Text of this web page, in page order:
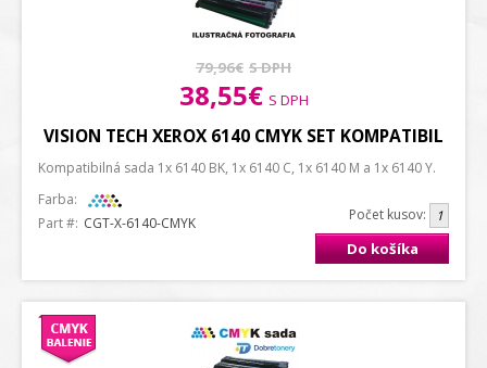
79,96€ S DPH
38,55€ S DPH
Počet kusov:
Do košíka
VISION TECH XEROX 6140 CMYK SET KOMPATIBIL
Kompatibilná sada 1x 6140 BK, 1x 6140 C, 1x 6140 M a 1x 6140 Y.
Farba:
Part #: CGT-X-6140-CMYK